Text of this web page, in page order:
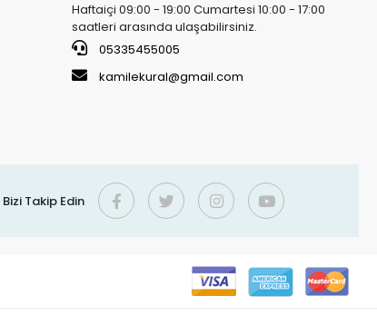
Haftaiçi 09:00 - 19:00 Cumartesi 10:00 - 17:00
saatleri arasında ulaşabilirsiniz.
05335455005
kamilekural@gmail.com
Bizi Takip Edin